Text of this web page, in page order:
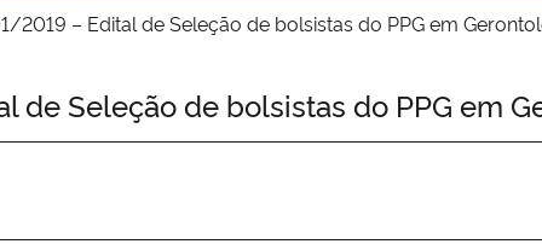
Desenvolvimento Regional
União
Advocacia-Geral da União Banco Central do Brasil
2019 – Edital de Seleção de bolsistas do PPG em
de Seleção de bolsistas do PPG em